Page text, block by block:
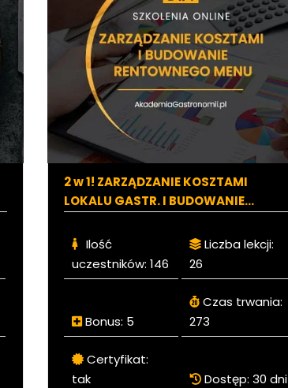
2 w 1! ZARZĄDZANIE KOSZTAMI
LOKALU GASTR. I BUDOWANIE
Ilość
uczestników: 146
Liczba lekcji:
26
Bonus: 5
Czas trwania:
273
Certyfikat:
tak
Dostęp: 30 dni